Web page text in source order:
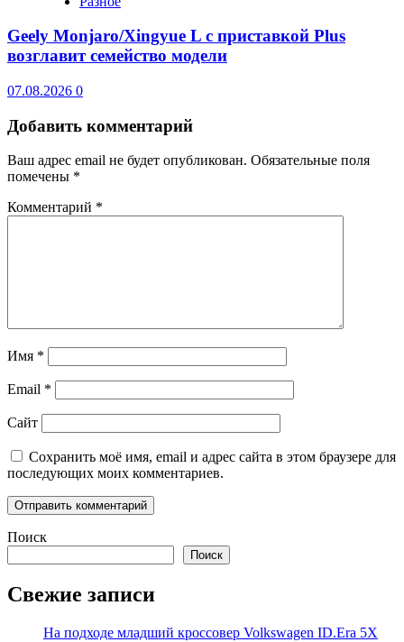
Geely Monjaro/Xingyue L с приставкой Plus
возглавит семейство модели
07.08.2026 0
Добавить комментарий
Ваш адрес email не будет опубликован. Обязательные поля
помечены *
Комментарий *
Имя *
Email *
Сайт
Сохранить моё имя, email и адрес сайта в этом браузере для
последующих моих комментариев.
Поиск
Поиск
Свежие записи
На подходе младший кроссовер Volkswagen ID.Era 5X